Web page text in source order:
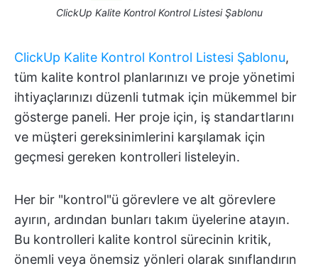
ClickUp Kalite Kontrol Kontrol Listesi Şablonu
ClickUp Kalite Kontrol Kontrol Listesi Şablonu,
tüm kalite kontrol planlarınızı ve proje yönetimi
ihtiyaçlarınızı düzenli tutmak için mükemmel bir
gösterge paneli. Her proje için, iş standartlarını
ve müşteri gereksinimlerini karşılamak için
geçmesi gereken kontrolleri listeleyin.
Her bir "kontrol"ü görevlere ve alt görevlere
ayırın, ardından bunları takım üyelerine atayın.
Bu kontrolleri kalite kontrol sürecinin kritik,
önemli veya önemsiz yönleri olarak sınıflandırın